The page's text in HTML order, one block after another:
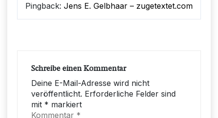
Pingback: Jens E. Gelbhaar – zugetextet.com
Schreibe einen Kommentar
Deine E-Mail-Adresse wird nicht
veröffentlicht. Erforderliche Felder sind
mit * markiert
Kommentar *